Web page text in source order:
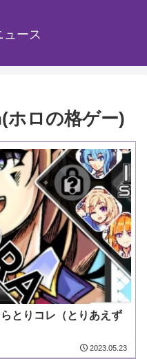
ュース
ロの格ゲー)
とりコレ（とりあえず
2023.05.23